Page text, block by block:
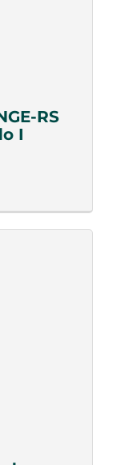
RS
I